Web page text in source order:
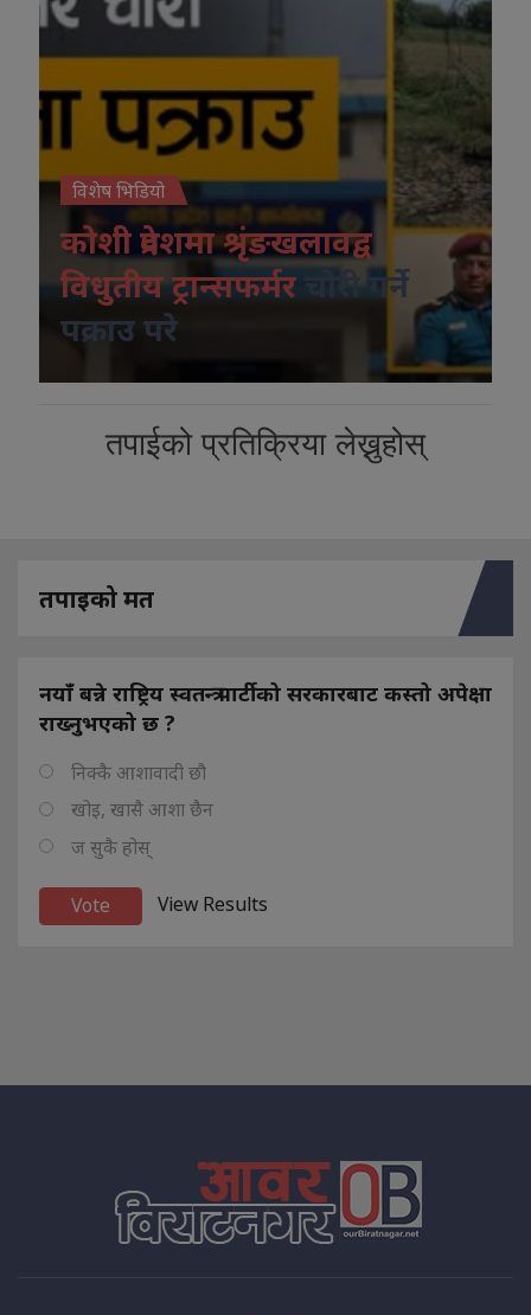
विशेष भिडियो
कोशी प्रदेशमा श्रृंङखलावद्व
विधुतीय ट्रान्सफर्मर
चोरी गर्ने
पक्राउ परे
तपाईको प्रतिक्रिया लेख्नुहोस्
तपाइको मत
नयाँ बन्ने राष्ट्रिय स्वतन्त्र पार्टीको सरकारबाट कस्तो अपेक्षा
राख्नुभएको छ ?
निक्कै आशावादी छौ
खोइ, खासै आशा छैन
ज सुकै होस्
View Results